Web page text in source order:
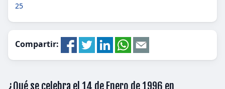
25
Compartir:
¿Qué se celebra el 14 de Enero de 1996 en